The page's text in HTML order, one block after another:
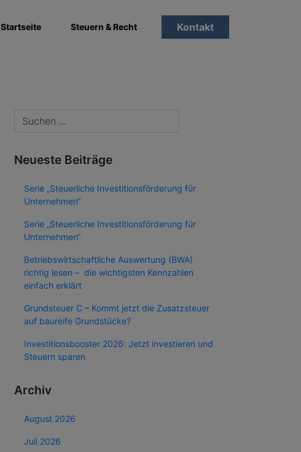
Startseite Steuern & Recht Kontakt
Neueste Beiträge
Serie „Steuerliche Investitionsförderung für
Unternehmen“
Serie „Steuerliche Investitionsförderung für
Unternehmen“
Betriebswirtschaftliche Auswertung (BWA)
richtig lesen – die wichtigsten Kennzahlen
einfach erklärt
Grundsteuer C – Kommt jetzt die Zusatzsteuer
auf baureife Grundstücke?
Investitionsbooster 2026: Jetzt investieren und
Steuern sparen
Archiv
August 2026
Juli 2026